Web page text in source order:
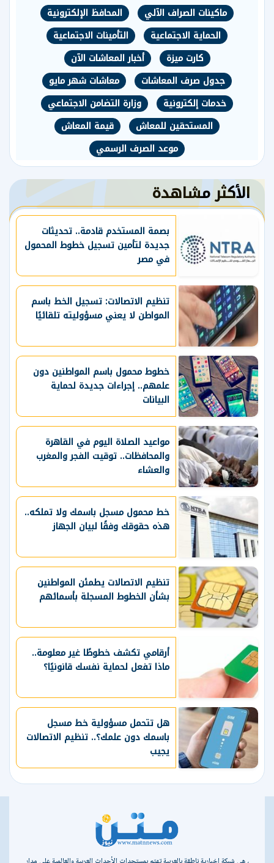
ماكينات الصراف الآلي
المحافظ الإلكترونية
الحماية الاجتماعية
التأمينات الاجتماعية
كارت ميزة
أخبار المعاشات الآن
جدول صرف المعاشات
معاشات شهر مايو
خدمات إلكترونية
وزارة التضامن الاجتماعي
المستحقين للمعاش
قيمة المعاش
موعد الصرف الرسمي
الأكثر مشاهدة
بصمة المستخدم قادمة.. تحديثات
جديدة لتأمين تسجيل خطوط المحمول
في مصر
تنظيم الاتصالات: تسجيل الخط باسم
المواطن لا يعني مسؤوليته تلقائيًا
خطوط محمول باسم المواطنين دون
علمهم.. إجراءات جديدة لحماية
البيانات
مواعيد الصلاة اليوم في القاهرة
والمحافظات.. توقيت الفجر والمغرب
والعشاء
خط محمول مسجل باسمك ولا تملكه..
هذه حقوقك وفقًا لبيان الجهاز
تنظيم الاتصالات يطمئن المواطنين
بشأن الخطوط المسجلة بأسمائهم
أرقامي تكشف خطوطًا غير معلومة..
ماذا تفعل لحماية نفسك قانونيًا؟
هل تتحمل مسؤولية خط مسجل
باسمك دون علمك؟.. تنظيم الاتصالات
يجيب